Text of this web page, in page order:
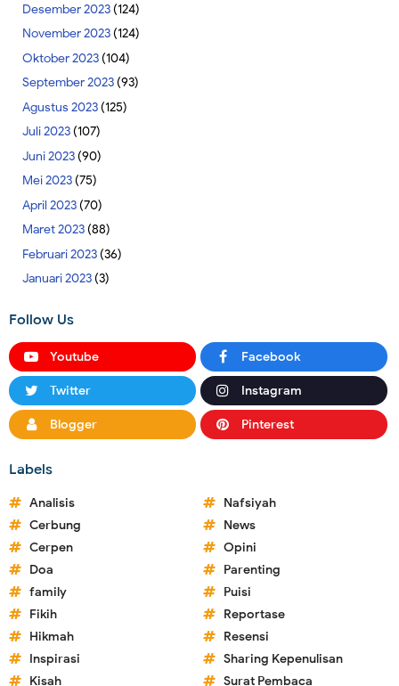
Desember 2023(124)
November 2023(124)
Oktober 2023(104)
September 2023(93)
Agustus 2023(125)
Juli 2023(107)
Juni 2023(90)
Mei 2023(75)
April 2023(70)
Maret 2023(88)
Februari 2023(36)
Januari 2023(3)
Follow Us
Youtube Facebook
Twitter Instagram
Blogger Pinterest
Labels
Analisis
Cerbung
Cerpen
Doa
family
Fikih
Hikmah
Inspirasi
Kisah
Nafsiyah
News
Opini
Parenting
Puisi
Reportase
Resensi
Sharing Kepenulisan
Surat Pembaca